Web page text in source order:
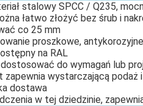
stalowy SPCC / Q235,
łatwo złożyć bez śrub i
co 25 mm
proszkowe,
na RAL
do wymagań lub
zapewnia wystarczającą podaż
dostawa
w tej dziedzinie,